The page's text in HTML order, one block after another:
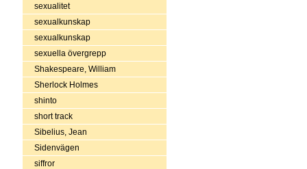
sexualitet
sexualkunskap
sexualkunskap
sexuella övergrepp
Shakespeare, William
Sherlock Holmes
shinto
short track
Sibelius, Jean
Sidenvägen
siffror